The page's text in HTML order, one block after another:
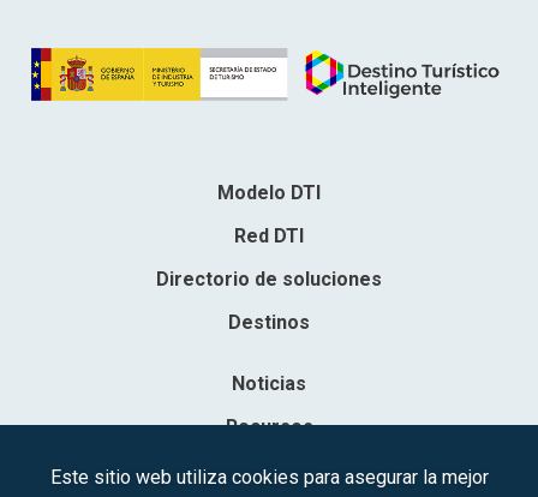
Modelo DTI
Red DTI
Directorio de soluciones
Destinos
Noticias
Recursos
Contacto
Este sitio web utiliza cookies para asegurar la mejor